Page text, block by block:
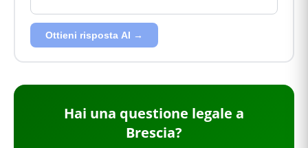
Ottieni risposta AI →
Hai una questione legale a
Brescia?